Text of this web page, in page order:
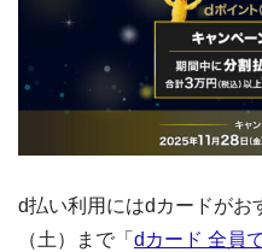
d払い利用にはdカードがお
（土）まで「 dカード 全員